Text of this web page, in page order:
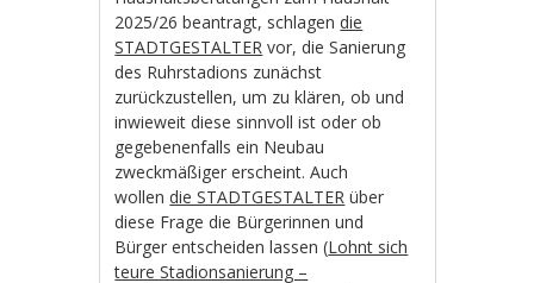
2025/26 beantragt, schlagendie
STADTGESTALTER vor, die Sanierung
des Ruhrstadions zunächst
zurückzustellen, um zu klären, ob und
inwieweit diese sinnvoll ist oder ob
gegebenenfalls ein Neubau
zweckmäßiger erscheint. Auch
wollendie STADTGESTALTER über
diese Frage die Bürgerinnen und
Bürger entscheiden lassen (Lohnt sich
teure Stadionsanierung –